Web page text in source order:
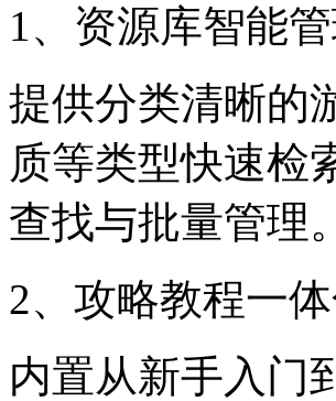
1、资源库智能管
提供分类清晰的
质等类型快速检
查找与批量管理。
2、攻略教程一体
内置从新手入门